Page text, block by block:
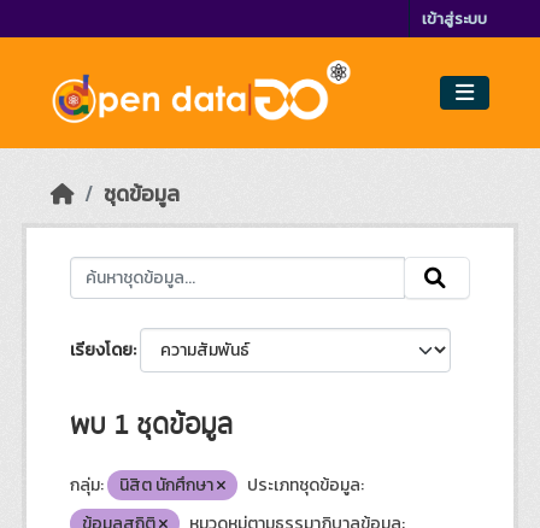
เข้าสู่ระบบ
ชุดข้อมูล
เรียงโดย
พบ 1 ชุดข้อมูล
กลุ่ม: นิสิต นักศึกษา
ประเภทชุดข้อมูล: